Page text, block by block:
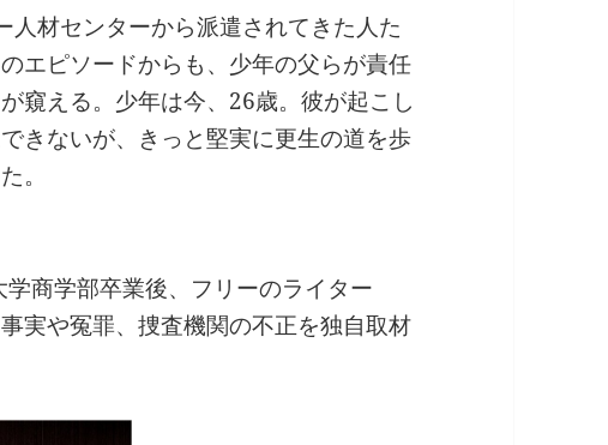
材センターから派遣されてきた人た
エピソードからも、少年の父らが責任
窺える。少年は今、26歳。彼が起こし
きないが、きっと堅実に更生の道を歩
。
商学部卒業後、フリーのライター
実や冤罪、捜査機関の不正を独自取材